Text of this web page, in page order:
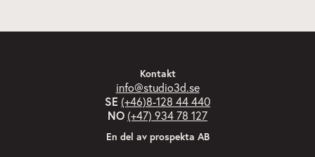
Kontakt
info@studio3d.se
SE (+46)8-128 44 440
NO (+47) 934 78 127
En del av prospekta AB